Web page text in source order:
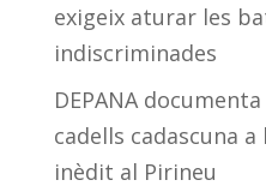
exigeix aturar les
indiscriminades
DEPANA
cadells cadascuna a
inèdit al Pirineu